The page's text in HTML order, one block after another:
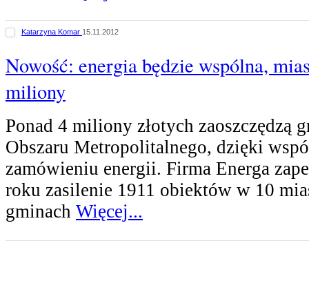
Katarzyna Komar 15.11.2012
Nowość: energia będzie wspólna,
miliony
Ponad 4 miliony złotych zaoszczędzą
Obszaru Metropolitalnego, dzięki
zamówieniu energii. Firma Energa
roku zasilenie 1911 obiektów w 10
gminach Więcej...